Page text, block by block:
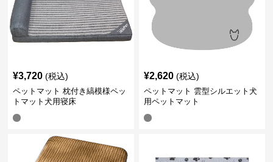
¥3,720 (税込)
ペットマット 枕付き縞模様ペッ
トマット犬用寝床
¥2,620 (税込)
ペットマット 雲型シルエット犬
用ペットマット